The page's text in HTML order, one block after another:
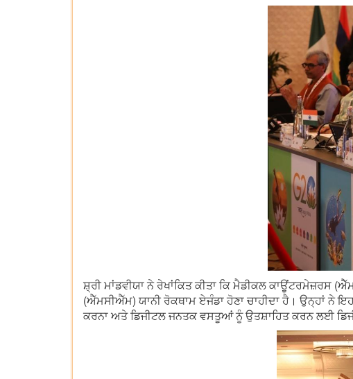
ਸ਼੍ਰੀ ਮਾਂਡਵੀਯਾ ਨੇ ਰੇਖਾਂਕਿਤ ਕੀਤਾ ਕਿ ਮੈਡੀਕਲ
(ਐੱਮਸੀਐੱਮ) ਯਾਨੀ ਰੋਕਥਾਮ ਏਜੰਡਾ ਹੋਣਾ ਚਾਹੀਦਾ ਹੈ। ਉਨ੍ਹਾਂ ਨੇ
ਕਰਨਾ ਅਤੇ ਡਿਜੀਟਲ ਜਨਤਕ ਵਸਤੂਆਂ ਨੂੰ ਉਤਸ਼ਾਹਿਤ ਕਰਨ ਲਈ